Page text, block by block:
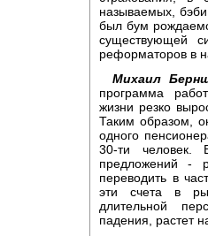
называемых,
был бум
существующей
реформаторов в
Михаил
программа
жизни резко
Таким образом,
одного
30-ти человек.
предложений -
переводить в
эти счета в
длительной
падения, растет